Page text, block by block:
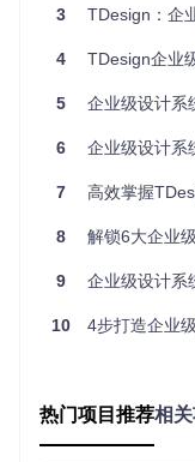
复开发
适应多样化业务
供移动端解决方案
保障不同平台间
二、场景分类
和实际实施效果三
2.1 金融风控系统：
3 TDesign：企
4 TDesign企业级设
5 企业级设计系
6 企业级设计系统实
7 高效掌握
8 解锁6大企业
9 企业级设计系统
10 4步打造企业
热门项目推荐相